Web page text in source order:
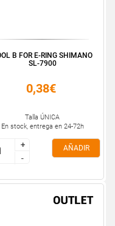
B FOR E-RING SHIMANO
SL-7900
0,38€
Talla ÚNICA
En stock, entrega en 24-72h
+
-
+
-
AÑADIR